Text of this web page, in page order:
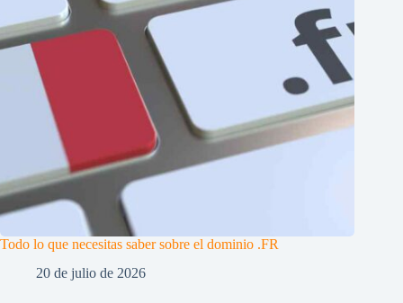
Todo lo que necesitas saber sobre el dominio .FR
20 de julio de 2026